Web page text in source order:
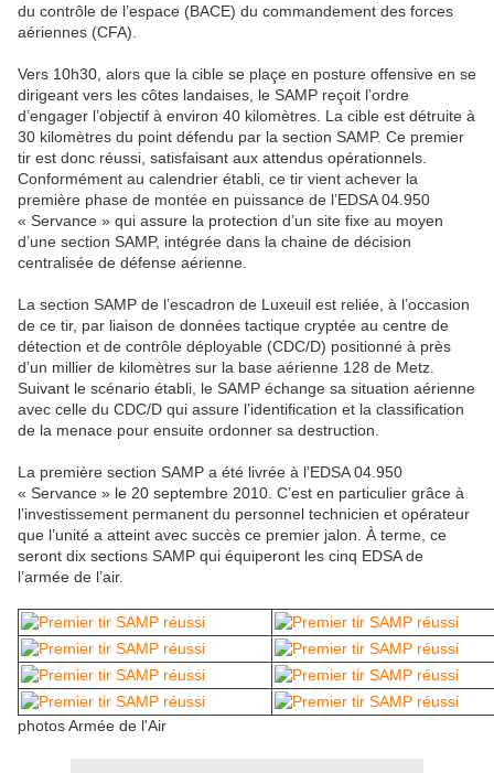
du contrôle de l’espace (BACE) du commandement des forces
aériennes (CFA).
Vers 10h30, alors que la cible se plaçe en posture offensive en se
dirigeant vers les côtes landaises, le SAMP reçoit l’ordre
d’engager l’objectif à environ 40 kilomètres. La cible est détruite à
30 kilomètres du point défendu par la section SAMP. Ce premier
tir est donc réussi, satisfaisant aux attendus opérationnels.
Conformément au calendrier établi, ce tir vient achever la
première phase de montée en puissance de l’EDSA 04.950
« Servance » qui assure la protection d’un site fixe au moyen
d’une section SAMP, intégrée dans la chaine de décision
centralisée de défense aérienne.
La section SAMP de l’escadron de Luxeuil est reliée, à l’occasion
de ce tir, par liaison de données tactique cryptée au centre de
détection et de contrôle déployable (CDC/D) positionné à près
d’un millier de kilomètres sur la base aérienne 128 de Metz.
Suivant le scénario établi, le SAMP échange sa situation aérienne
avec celle du CDC/D qui assure l’identification et la classification
de la menace pour ensuite ordonner sa destruction.
La première section SAMP a été livrée à l’EDSA 04.950
« Servance » le 20 septembre 2010. C’est en particulier grâce à
l’investissement permanent du personnel technicien et opérateur
que l’unité a atteint avec succès ce premier jalon. À terme, ce
seront dix sections SAMP qui équiperont les cinq EDSA de
l’armée de l’air.
photos Armée de l'Air